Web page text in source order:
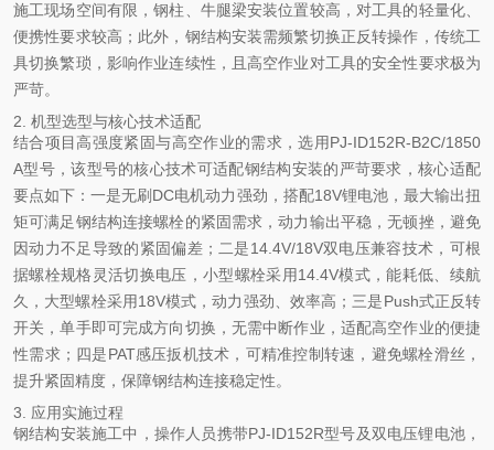
施工现场空间有限，钢柱、牛腿梁安装位置较高，对工具的轻量化、
便携性要求较高；此外，钢结构安装需频繁切换正反转操作，传统工
具切换繁琐，影响作业连续性，且高空作业对工具的安全性要求极为
严苛。
2. 机型选型与核心技术适配
结合项目高强度紧固与高空作业的需求，选用PJ-ID152R-B2C/1850
A型号，该型号的核心技术可适配钢结构安装的严苛要求，核心适配
要点如下：一是无刷DC电机动力强劲，搭配18V锂电池，最大输出扭
矩可满足钢结构连接螺栓的紧固需求，动力输出平稳，无顿挫，避免
因动力不足导致的紧固偏差；二是14.4V/18V双电压兼容技术，可根
据螺栓规格灵活切换电压，小型螺栓采用14.4V模式，能耗低、续航
久，大型螺栓采用18V模式，动力强劲、效率高；三是Push式正反转
开关，单手即可完成方向切换，无需中断作业，适配高空作业的便捷
性需求；四是PAT感压扳机技术，可精准控制转速，避免螺栓滑丝，
提升紧固精度，保障钢结构连接稳定性。
3. 应用实施过程
钢结构安装施工中，操作人员携带PJ-ID152R型号及双电压锂电池，